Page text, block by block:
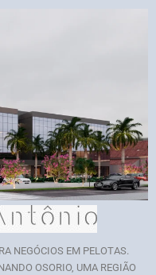
NEGÓCIOS EM PELOTAS.
OSORIO, UMA REGIÃO